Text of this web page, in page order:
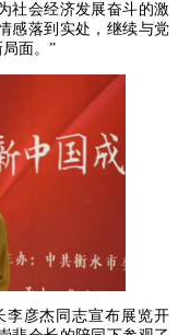
社会经济发展奋斗的激
感落到实处，继续与党
面。”
彦杰同志宣布展览开